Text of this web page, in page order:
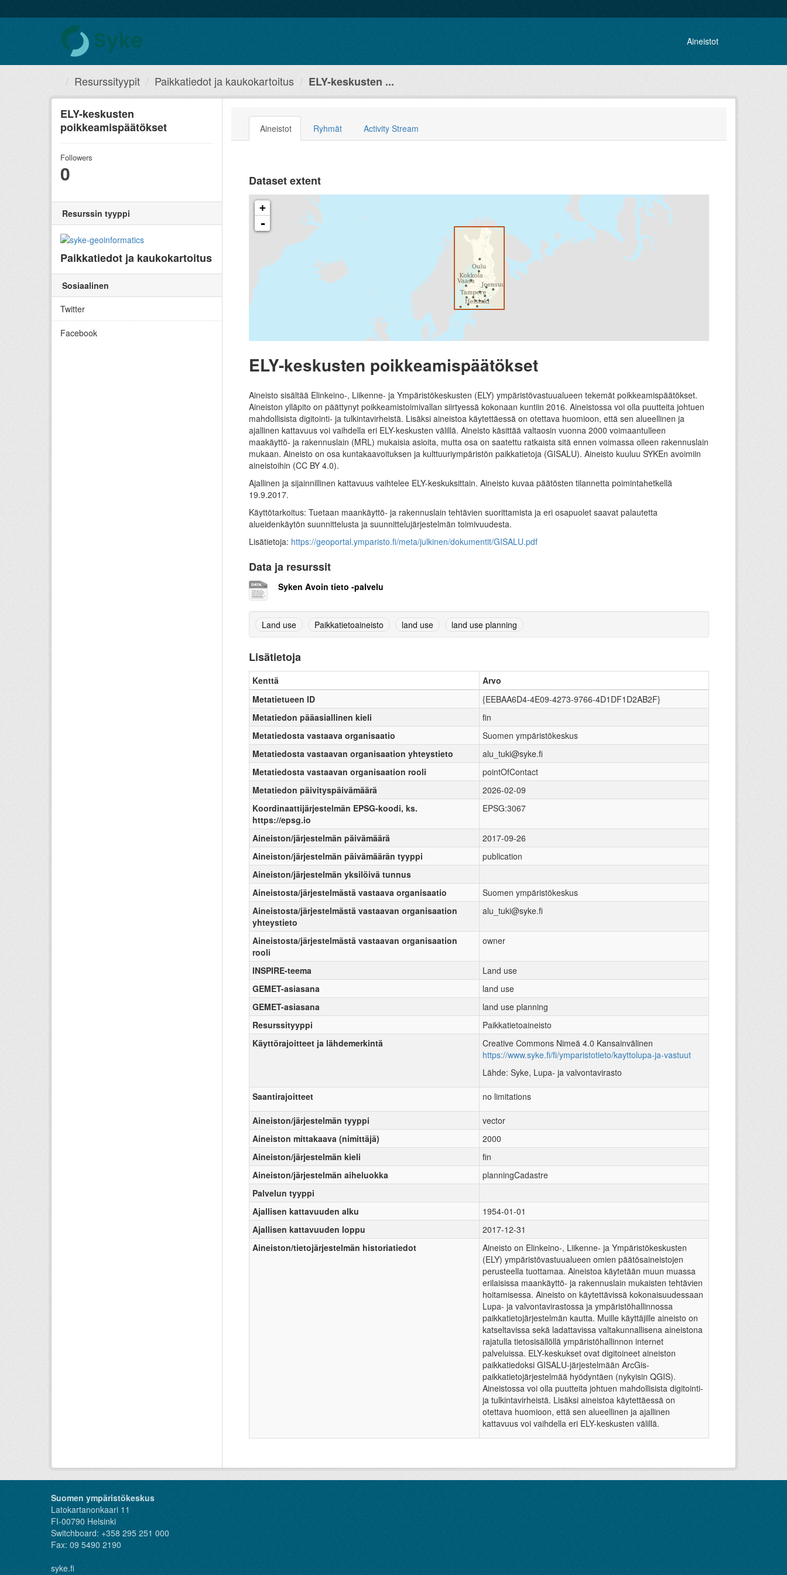
Aineistot
Resurssityypit Paikkatiedot ja kaukokartoitus ELY-keskusten ...
ELY-keskusten
poikkeamispäätökset
Followers
0
Resurssin tyyppi
Paikkatiedot ja kaukokartoitus
Sosiaalinen
Twitter
Facebook
Aineistot Ryhmät Activity Stream
Dataset extent
+
-
ELY-keskusten poikkeamispäätökset
Aineisto sisältää Elinkeino-, Liikenne- ja Ympäristökeskusten (ELY) ympäristövastuualueen tekemät poikkeamispäätökset.
Aineiston ylläpito on päättynyt poikkeamistoimivallan siirtyessä kokonaan kuntiin 2016. Aineistossa voi olla puutteita johtuen
mahdollisista digitointi- ja tulkintavirheistä. Lisäksi aineistoa käytettäessä on otettava huomioon, että sen alueellinen ja
ajallinen kattavuus voi vaihdella eri ELY-keskusten välillä. Aineisto käsittää valtaosin vuonna 2000 voimaantulleen
maakäyttö- ja rakennuslain (MRL) mukaisia asioita, mutta osa on saatettu ratkaista sitä ennen voimassa olleen rakennuslain
mukaan. Aineisto on osa kuntakaavoituksen ja kulttuuriympäristön paikkatietoja (GISALU). Aineisto kuuluu SYKEn avoimiin
aineistoihin (CC BY 4.0).
Ajallinen ja sijainnillinen kattavuus vaihtelee ELY-keskuksittain. Aineisto kuvaa päätösten tilannetta poimintahetkellä
19.9.2017.
Käyttötarkoitus: Tuetaan maankäyttö- ja rakennuslain tehtävien suorittamista ja eri osapuolet saavat palautetta
alueidenkäytön suunnittelusta ja suunnittelujärjestelmän toimivuudesta.
Lisätietoja: https://geoportal.ymparisto.fi/meta/julkinen/dokumentit/GISALU.pdf
Data ja resurssit
Syken Avoin tieto -palvelu
Land use Paikkatietoaineisto land use land use planning
Lisätietoja
Kenttä
Arvo
Metatietueen ID
{EEBAA6D4-4E09-4273-9766-4D1DF1D2AB2F}
Metatiedon pääasiallinen kieli
fin
Metatiedosta vastaava organisaatio
Suomen ympäristökeskus
Metatiedosta vastaavan organisaation yhteystieto
alu_tuki@syke.fi
Metatiedosta vastaavan organisaation rooli
pointOfContact
Metatiedon päivityspäivämäärä
2026-02-09
Koordinaattijärjestelmän EPSG-koodi, ks.
https://epsg.io
EPSG:3067
Aineiston/järjestelmän päivämäärä
2017-09-26
Aineiston/järjestelmän päivämäärän tyyppi
publication
Aineiston/järjestelmän yksilöivä tunnus
Aineistosta/järjestelmästä vastaava organisaatio
Suomen ympäristökeskus
Aineistosta/järjestelmästä vastaavan organisaation
yhteystieto
alu_tuki@syke.fi
Aineistosta/järjestelmästä vastaavan organisaation
rooli
owner
INSPIRE-teema
Land use
GEMET-asiasana
land use
GEMET-asiasana
land use planning
Resurssityyppi
Paikkatietoaineisto
Käyttörajoitteet ja lähdemerkintä
Creative Commons Nimeä 4.0 Kansainvälinen
https://www.syke.fi/fi/ymparistotieto/kayttolupa-ja-vastuut
Lähde: Syke, Lupa- ja valvontavirasto
Saantirajoitteet no limitations
Aineiston/järjestelmän tyyppi
vector
Aineiston mittakaava (nimittäjä)
2000
Aineiston/järjestelmän kieli
fin
Aineiston/järjestelmän aiheluokka
planningCadastre
Palvelun tyyppi
Ajallisen kattavuuden alku
1954-01-01
Ajallisen kattavuuden loppu
2017-12-31
Aineiston/tietojärjestelmän historiatiedot
Aineisto on Elinkeino-, Liikenne- ja Ympäristökeskusten
(ELY) ympäristövastuualueen omien päätösaineistojen
perusteella tuottamaa. Aineistoa käytetään muun muassa
erilaisissa maankäyttö- ja rakennuslain mukaisten tehtävien
hoitamisessa. Aineisto on käytettävissä kokonaisuudessaan
Lupa- ja valvontavirastossa ja ympäristöhallinnossa
paikkatietojärjestelmän kautta. Muille käyttäjille aineisto on
katseltavissa sekä ladattavissa valtakunnallisena aineistona
rajatulla tietosisällöllä ympäristöhallinnon internet
palveluissa. ELY-keskukset ovat digitoineet aineiston
paikkatiedoksi GISALU-järjestelmään ArcGis-
paikkatietojärjestelmää hyödyntäen (nykyisin QGIS).
Aineistossa voi olla puutteita johtuen mahdollisista digitointi-
ja tulkintavirheistä. Lisäksi aineistoa käytettäessä on
otettava huomioon, että sen alueellinen ja ajallinen
kattavuus voi vaihdella eri ELY-keskusten välillä.
Suomen ympäristökeskus
Latokartanonkaari 11
FI-00790 Helsinki
Switchboard: +358 295 251 000
Fax: 09 5490 2190
syke.fi